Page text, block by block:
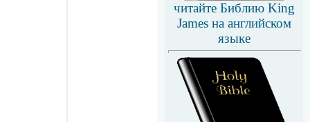
читайте Библию King
James на английском
языке